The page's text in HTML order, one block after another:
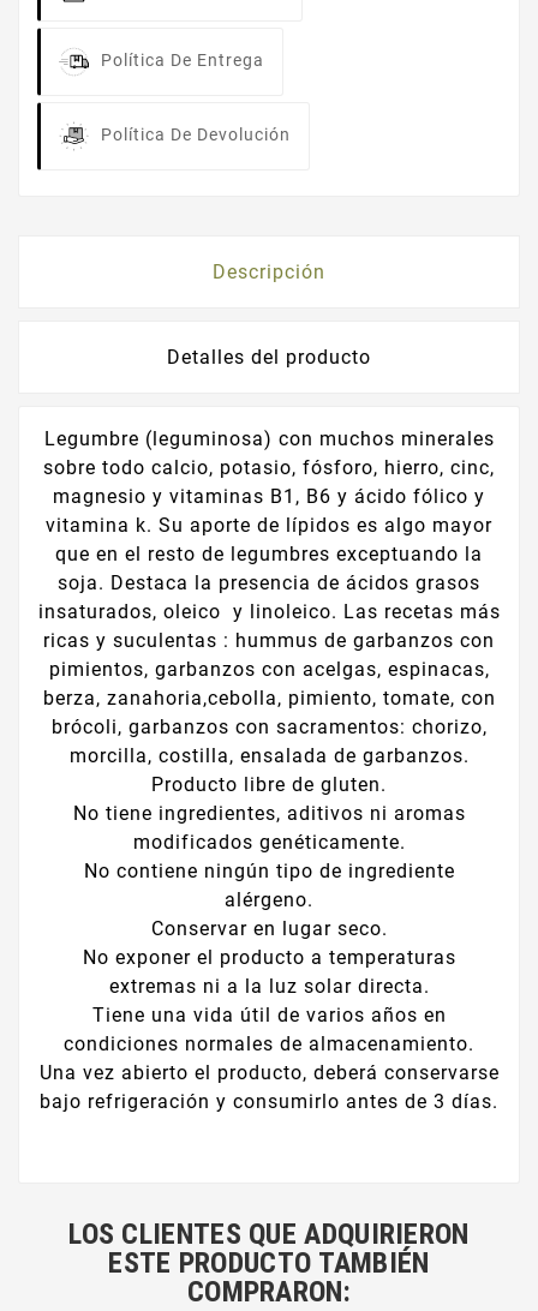
Política De Entrega
Política De Devolución
Descripción
Detalles del producto
Legumbre (leguminosa) con muchos minerales
sobre todo calcio, potasio, fósforo, hierro, cinc,
magnesio y vitaminas B1, B6 y ácido fólico y
vitamina k. Su aporte de lípidos es algo mayor
que en el resto de legumbres exceptuando la
soja. Destaca la presencia de ácidos grasos
insaturados, oleico y linoleico. Las recetas más
ricas y suculentas : hummus de garbanzos con
pimientos, garbanzos con acelgas, espinacas,
berza, zanahoria,cebolla, pimiento, tomate, con
brócoli, garbanzos con sacramentos: chorizo,
morcilla, costilla, ensalada de garbanzos.
Producto libre de gluten.
No tiene ingredientes, aditivos ni aromas
modificados genéticamente.
No contiene ningún tipo de ingrediente
alérgeno.
Conservar en lugar seco.
No exponer el producto a temperaturas
extremas ni a la luz solar directa.
Tiene una vida útil de varios años en
condiciones normales de almacenamiento.
Una vez abierto el producto, deberá conservarse
bajo refrigeración y consumirlo antes de 3 días.
LOS CLIENTES QUE ADQUIRIERON
ESTE PRODUCTO TAMBIÉN
COMPRARON: